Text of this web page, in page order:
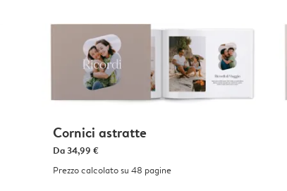
Cornici astratte
Da34,99 €
Prezzo calcolato su 48 pagine